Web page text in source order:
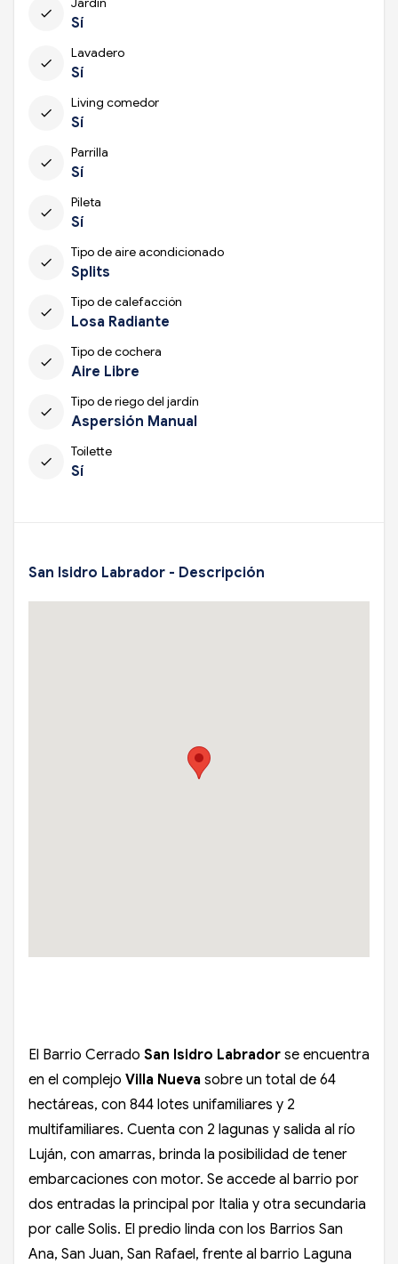
check
Sí
check
Lavadero
Sí
check
Living comedor
Sí
check
Parrilla
Sí
check
Pileta
Sí
check
Tipo de aire acondicionado
Splits
check
Tipo de calefacción
Losa Radiante
check
Tipo de cochera
Aire Libre
check
Tipo de riego del jardín
Aspersión Manual
check
Toilette
Sí
San Isidro Labrador - Descripción
El Barrio Cerrado San Isidro Labrador se encuentra
en el complejo Villa Nueva sobre un total de 64
hectáreas, con 844 lotes unifamiliares y 2
multifamiliares. Cuenta con 2 lagunas y salida al río
Luján, con amarras, brinda la posibilidad de tener
embarcaciones con motor. Se accede al barrio por
dos entradas la principal por Italia y otra secundaria
por calle Solis. El predio linda con los Barrios San
Ana, San Juan, San Rafael, frente al barrio Laguna